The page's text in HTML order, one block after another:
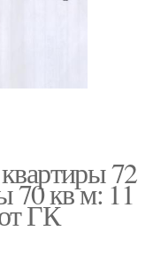
72
70 кв м: 11
ГК